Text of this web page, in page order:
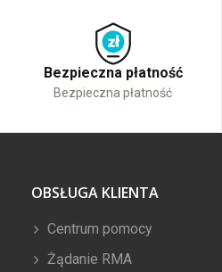
Bezpieczna płatność
Bezpieczna płatność
OBSŁUGA KLIENTA
Centrum pomocy
Żądanie RMA